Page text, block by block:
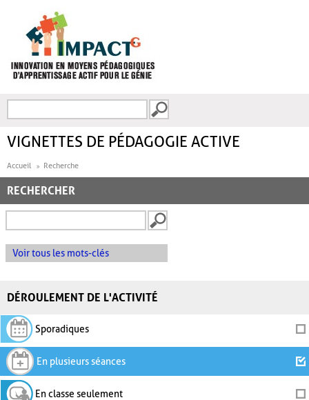
FORMULAIRE DE
VIGNETTES DE PÉDAGOGIE ACTIVE
Accueil Recherche
RECHERCHER
Voir tous les mots-clés
DÉROULEMENT DE L'ACTIVITÉ
Sporadiques
En plusieurs séances
En classe seulement